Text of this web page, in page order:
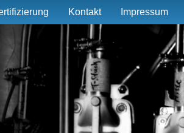
Kontakt Impressum